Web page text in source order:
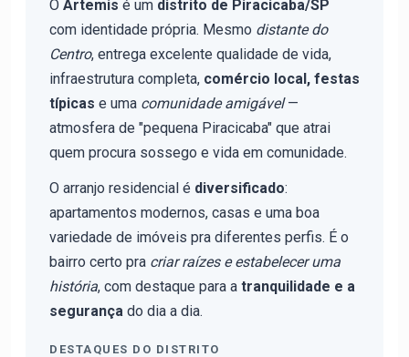
O Ártemis é um distrito de Piracicaba/SP
com identidade própria. Mesmo distante do
Centro, entrega excelente qualidade de vida,
infraestrutura completa, comércio local, festas
típicas e uma comunidade amigável—
atmosfera de "pequena Piracicaba" que atrai
quem procura sossego e vida em comunidade.
O arranjo residencial é diversificado:
apartamentos modernos, casas e uma boa
variedade de imóveis pra diferentes perfis. É o
bairro certo pra criar raízes e estabelecer uma
história, com destaque para a tranquilidade e a
segurança do dia a dia.
DESTAQUES DO DISTRITO